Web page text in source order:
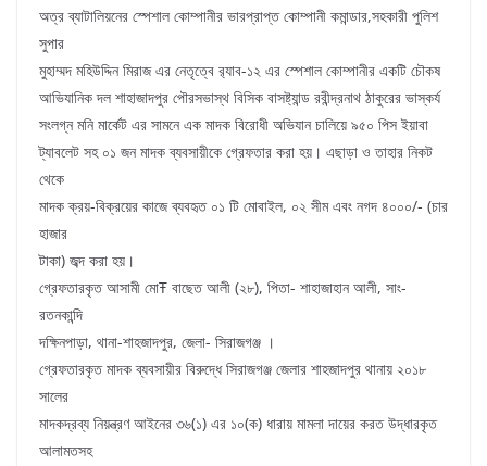
অত্র ব্যাটালিয়নের স্পেশাল কোম্পানীর ভারপ্রাপ্ত কোম্পানী কমান্ডার,সহকারী পুলিশ
সুপার
মুহাম্মদ মহিউদ্দিন মিরাজ এর নেতৃত্বে র‌্যাব-১২ এর স্পেশাল কোম্পানীর একটি চৌকষ
আভিযানিক দল শাহাজাদপুর পৌরসভাস্থ বিসিক বাসষ্ট্যান্ড রবীন্দ্রনাথ ঠাকুরের ভাস্কর্য
সংলগ্ন মনি মার্কেট এর সামনে এক মাদক বিরোধী অভিযান চালিয়ে ৯৫০ পিস ইয়াবা
ট্যাবলেট সহ ০১ জন মাদক ব্যবসায়ীকে গ্রেফতার করা হয়। এছাড়া ও তাহার নিকট
থেকে
মাদক ক্রয়-বিক্রয়ের কাজে ব্যবহৃত ০১ টি মোবাইল, ০২ সীম এবং নগদ ৪০০০/- (চার
হাজার
টাকা) জব্দ করা হয়।
গ্রেফতারকৃত আসামী মোŦ বাছেত আলী (২৮), পিতা- শাহাজাহান আলী, সাং-
রতনকান্দি
দক্ষিনপাড়া, থানা-শাহজাদপুর, জেলা- সিরাজগঞ্জ ।
গ্রেফতারকৃত মাদক ব্যবসায়ীর বিরুদ্ধে সিরাজগঞ্জ জেলার শাহজাদপুর থানায় ২০১৮
সালের
মাদকদ্রব্য নিয়ন্ত্রণ আইনের ৩৬(১) এর ১০(ক) ধারায় মামলা দায়ের করত উদ্ধারকৃত
আলামতসহ